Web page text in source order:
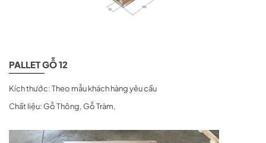
PALLET GỖ 12
Kích thước: Theo mẫu khách hàng yêu cầu
Chất liệu: Gỗ Thông, Gỗ Tràm,